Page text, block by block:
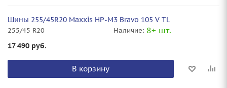
Шины 255/45R20 Maxxis HP-M3 Bravo 105 V TL
255/45 R20 Наличие: 8+ шт.
17 490 руб.
В корзину